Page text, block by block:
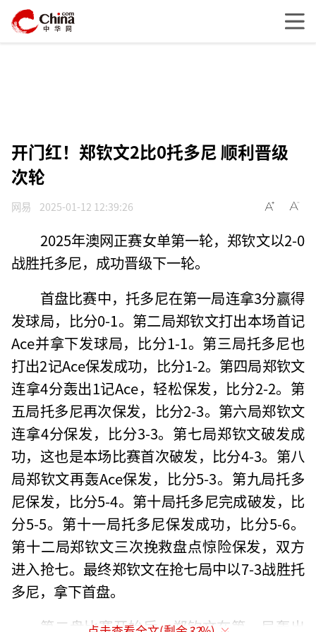
开门红！郑钦文2比0托多尼 顺利晋级
次轮
网易 2025-01-12 12:39:26
2025年澳网正赛女单第一轮，郑钦文以2-0
战胜托多尼，成功晋级下一轮。
首盘比赛中，托多尼在第一局连拿3分赢得
发球局，比分0-1。第二局郑钦文打出本场首记
Ace并拿下发球局，比分1-1。第三局托多尼也
打出2记Ace保发成功，比分1-2。第四局郑钦文
连拿4分轰出1记Ace，轻松保发，比分2-2。第
五局托多尼再次保发，比分2-3。第六局郑钦文
连拿4分保发，比分3-3。第七局郑钦文破发成
功，这也是本场比赛首次破发，比分4-3。第八
局郑钦文再轰Ace保发，比分5-3。第九局托多
尼保发，比分5-4。第十局托多尼完成破发，比
分5-5。第十一局托多尼保发成功，比分5-6。
第十二局郑钦文三次挽救盘点惊险保发，双方
进入抢七。最终郑钦文在抢七局中以7-3战胜托
多尼，拿下首盘。
第二盘比赛开始后，郑钦文在第一局轰出